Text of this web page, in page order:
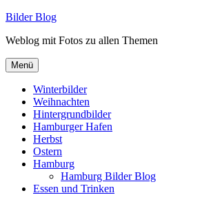
Zum
springen
Bilder Blog
Weblog mit Fotos zu allen Themen
Menü
Winterbilder
Weihnachten
Hintergrundbilder
Hamburger Hafen
Herbst
Ostern
Hamburg
Hamburg Bilder Blog
Essen und Trinken